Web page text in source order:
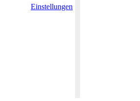
Einstellungen